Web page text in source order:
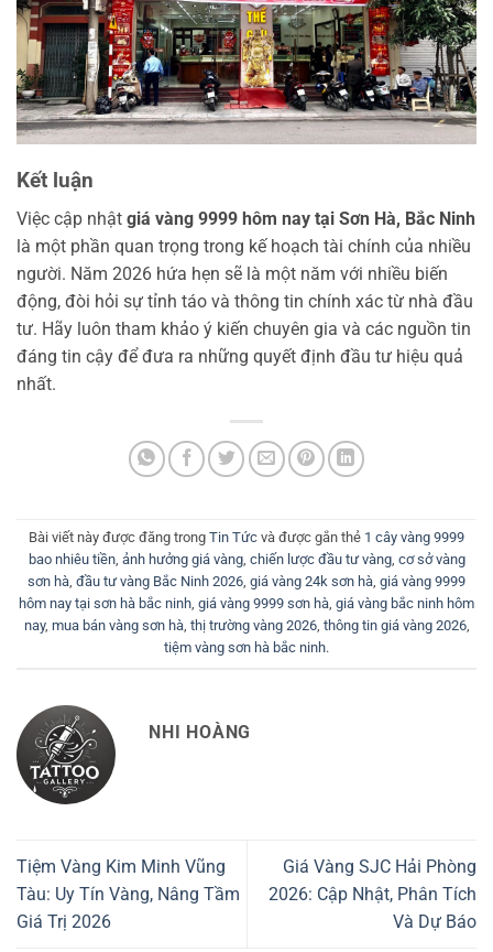
Kết luận
Việc cập nhật giá vàng 9999 hôm nay tại Sơn Hà, Bắc Ninh
là một phần quan trọng trong kế hoạch tài chính của nhiều
người. Năm 2026 hứa hẹn sẽ là một năm với nhiều biến
động, đòi hỏi sự tỉnh táo và thông tin chính xác từ nhà đầu
tư. Hãy luôn tham khảo ý kiến chuyên gia và các nguồn tin
đáng tin cậy để đưa ra những quyết định đầu tư hiệu quả
nhất.
Bài viết này được đăng trong Tin Tức và được gắn thẻ 1 cây vàng 9999
bao nhiêu tiền, ảnh hưởng giá vàng, chiến lược đầu tư vàng, cơ sở vàng
sơn hà đầu tư vàng Bắc Ninh 2026 giá vàng 24k sơn hà giá vàng 9999
hôm nay tại sơn hà bắc ninh giá vàng 9999 sơn hà giá vàng bắc ninh hôm
nay, mua bán vàng sơn hà, thị trường vàng 2026, thông tin giá vàng 2026,
tiệm vàng sơn hà bắc ninh.
NHI HOÀNG
Tiệm Vàng Kim Minh Vũng
Tàu: Uy Tín Vàng, Nâng Tầm
Giá Trị 2026
Giá Vàng SJC Hải Phòng
2026: Cập Nhật, Phân Tích
Và Dự Báo